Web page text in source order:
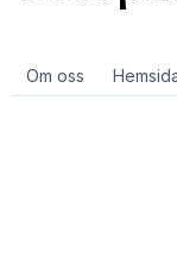
Om oss